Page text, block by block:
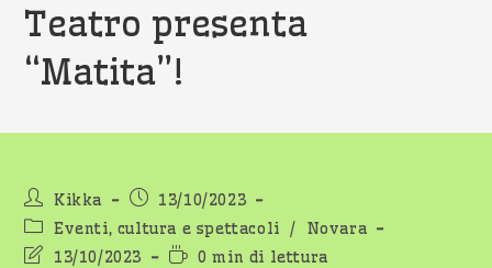
Teatro presenta
“Matita”!
Autore
dell'articolo:
Kikka
Articolo
pubblicato:
13/10/2023
Categoria
dell'articolo:
Eventi, cultura e spettacoli /
Novara
Ultima13/10/2023
Tempo0 min di lettura